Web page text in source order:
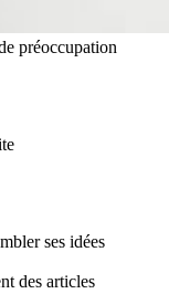
préoccupation
ses idées
des articles